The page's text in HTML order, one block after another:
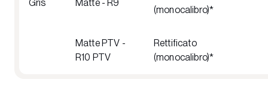
Gris Matte - R9
(monocalibro)*
Matte PTV -
R10 PTV
Rettificato
(monocalibro)*